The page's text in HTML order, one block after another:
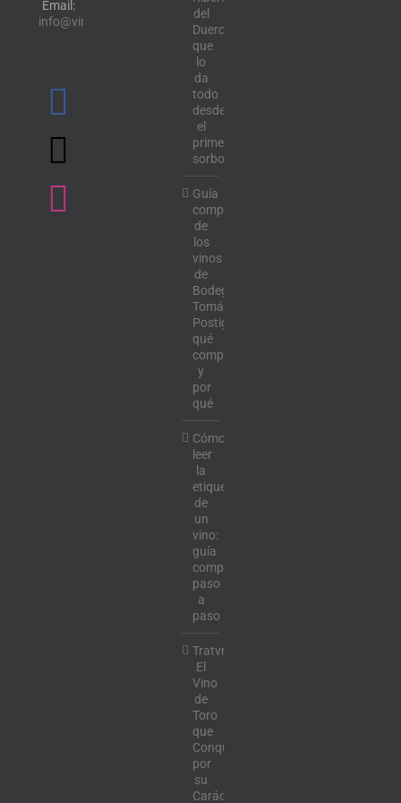
Email:
info@vinotecalavendimia.es
del
Duero
que
lo
da
todo
desde
el
primer
sorbo
Guía
completa
de
los
vinos
de
Bodega
Tomás
Postigo:
qué
comprar
y
por
qué
Cómo
leer
la
etiqueta
de
un
vino:
guía
completa
paso
a
paso
Tratvm:
El
Vino
de
Toro
que
Conquista
por
su
Carácter